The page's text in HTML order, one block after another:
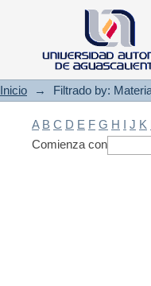
Filtrado
Inicio → Filtrado by:
A B C D E F G H I J K
Comienza con